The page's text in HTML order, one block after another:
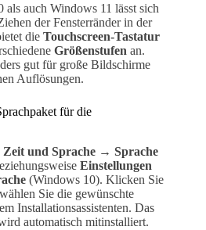
auch Windows 11 lässt sich
der Fensterränder in der
die Touchscreen-Tastatur
Größenstufen an.
gut für große Bildschirme
Auflösungen.
für die
und Sprache → Sprache
Einstellungen
(Windows 10). Klicken Sie
Sie die gewünschte
Installationsassistenten. Das
automatisch mitinstalliert.